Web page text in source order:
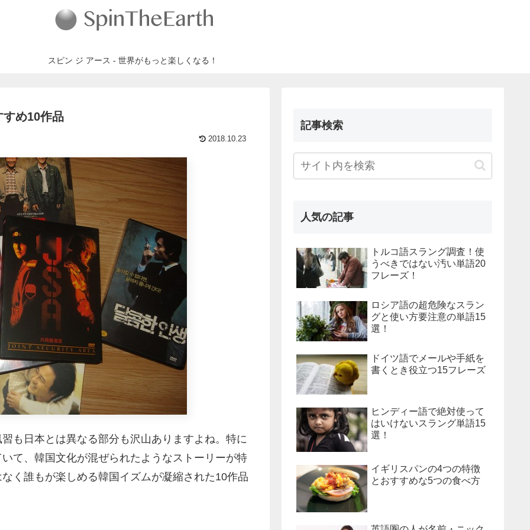
スピン ジ アース - 世界がもっと楽しくなる！
め10作品
2018.10.23
も日本とは異なる部分も沢山ありますよね。特に
て、韓国文化が混ぜられたようなストーリーが特
く誰もが楽しめる韓国イズムが凝縮された10作品
記事検索
人気の記事
トルコ語スラング調査！使
うべきではない汚い単語20
フレーズ！
ロシア語の超危険なスラン
グと使い方要注意の単語15
選！
ドイツ語でメールや手紙を
書くとき役立つ15フレーズ
ヒンディー語で絶対使って
はいけないスラング単語15
選！
イギリスパンの4つの特徴
とおすすめな5つの食べ方